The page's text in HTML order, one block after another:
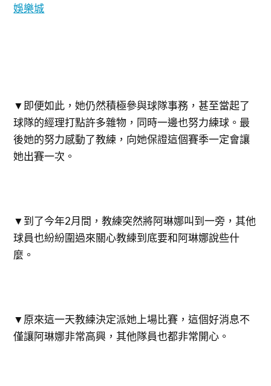
娛樂城
▼即便如此，她仍然積極參與球隊事務，甚至當起了
球隊的經理打點許多雜物，同時一邊也努力練球。最
後她的努力感動了教練，向她保證這個賽季一定會讓
她出賽一次。
▼到了今年2月間，教練突然將阿琳娜叫到一旁，其他
球員也紛紛圍過來關心教練到底要和阿琳娜說些什
麼。
▼原來這一天教練決定派她上場比賽，這個好消息不
僅讓阿琳娜非常高興，其他隊員也都非常開心。